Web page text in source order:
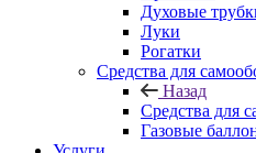
Духовые
Луки
Рогатки
Средства для
Назад
Средства для
Газовые